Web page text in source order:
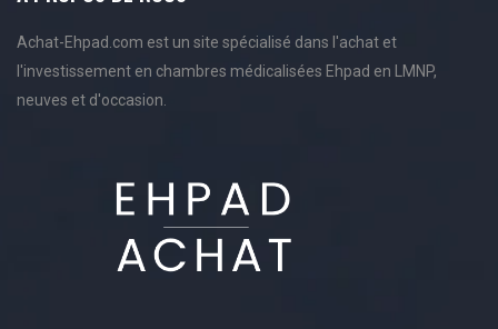
Achat-Ehpad.com est un site spécialisé dans l'achat et
l'investissement en chambres médicalisées Ehpad en LMNP,
neuves et d'occasion.